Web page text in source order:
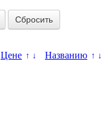
Сбросить
Цене ↑ ↓ Названию ↑ ↓